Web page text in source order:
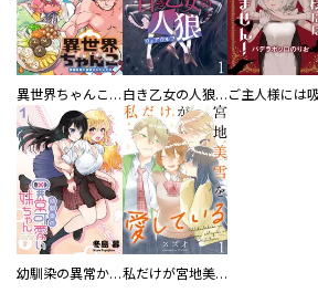
異世界ちゃんこ～横綱目前に召喚されたんだが～ 【連載版】 白き乙女の人狼（ウェアウルフ） 【連載版】
幼馴染の異常かわいい妹ちゃん 【連載版】 私だけが宮地美雪を愛している 【連載版】